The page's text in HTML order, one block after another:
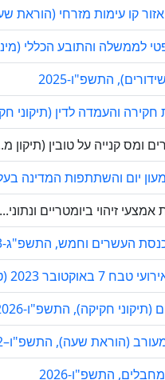
קו עימות מזרחי (הוראת
לממשלה והתובע הכללי
התשפ"ו-2025
והעמדה לדין (תיקוני
ומס קנייה על טובין (תיקון
יום והשתתפות המדינה
זיהוי ביומטריים ונתוני...
העשרים וחמש, התשפ"ג-2023
2023 (טבח...
חקיקה), התשפ"ו-2026
מעורב (הוראת שעה), התשפ"ו–2...
התשפ"ו-2026